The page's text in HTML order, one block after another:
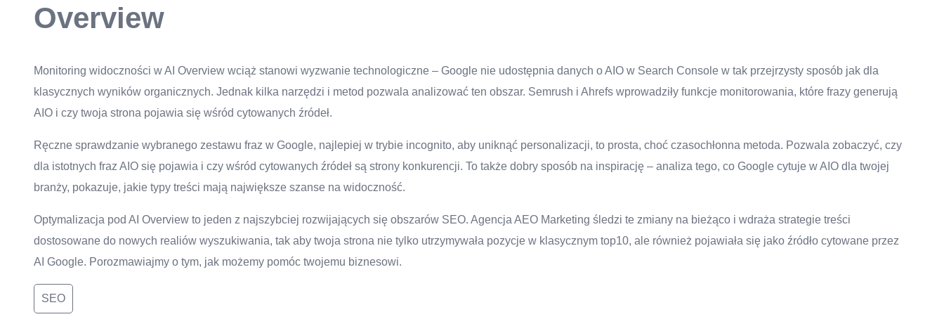
Overview
Monitoring widoczności w AI Overview wciąż stanowi wyzwanie technologiczne – Google nie udostępnia danych o AIO w Search Console w tak przejrzysty sposób jak dla
klasycznych wyników organicznych. Jednak kilka narzędzi i metod pozwala analizować ten obszar. Semrush i Ahrefs wprowadziły funkcje monitorowania, które frazy generują
AIO i czy twoja strona pojawia się wśród cytowanych źródeł.
Ręczne sprawdzanie wybranego zestawu fraz w Google, najlepiej w trybie incognito, aby uniknąć personalizacji, to prosta, choć czasochłonna metoda. Pozwala zobaczyć, czy
dla istotnych fraz AIO się pojawia i czy wśród cytowanych źródeł są strony konkurencji. To także dobry sposób na inspirację – analiza tego, co Google cytuje w AIO dla twojej
branży, pokazuje, jakie typy treści mają największe szanse na widoczność.
Optymalizacja pod AI Overview to jeden z najszybciej rozwijających się obszarów SEO. Agencja AEO Marketing śledzi te zmiany na bieżąco i wdraża strategie treści
dostosowane do nowych realiów wyszukiwania, tak aby twoja strona nie tylko utrzymywała pozycje w klasycznym top10, ale również pojawiała się jako źródło cytowane przez
AI Google. Porozmawiajmy o tym, jak możemy pomóc twojemu biznesowi.
SEO